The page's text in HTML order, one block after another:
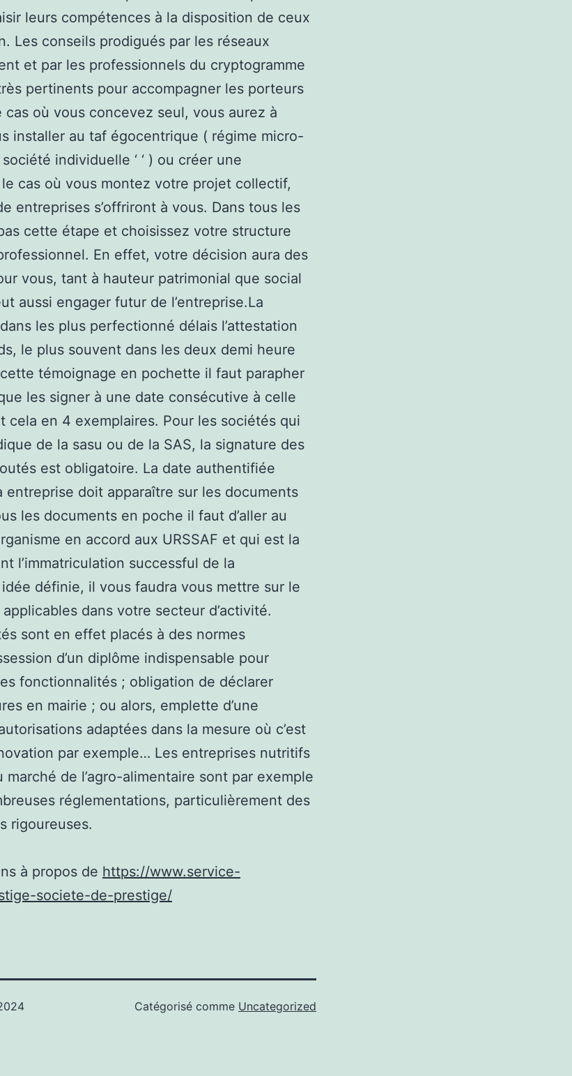
leurs compétences à la disposition de ceux
Les conseils prodigués par les réseaux
et par les professionnels du cryptogramme
pertinents pour accompagner les porteurs
cas où vous concevez seul, vous aurez à
installer au taf égocentrique ( régime micro-
individuelle ‘ ‘ ) ou créer une
cas où vous montez votre projet collectif,
entreprises s’offriront à vous. Dans tous les
cette étape et choisissez votre structure
professionnel. En effet, votre décision aura des
vous, tant à hauteur patrimonial que social
aussi engager futur de l’entreprise.La
les plus perfectionné délais l’attestation
le plus souvent dans les deux demi heure
témoignage en pochette il faut parapher
les signer à une date consécutive à celle
cela en 4 exemplaires. Pour les sociétés qui
de la sasu ou de la SAS, la signature des
est obligatoire. La date authentifiée
entreprise doit apparaître sur les documents
les documents en poche il faut d’aller au
en accord aux URSSAF et qui est la
l’immatriculation successful de la
définie, il vous faudra vous mettre sur le
dans votre secteur d’activité.
sont en effet placés à des normes
d’un diplôme indispensable pour
fonctionnalités ; obligation de déclarer
en mairie ; ou alors, emplette d’une
adaptées dans la mesure où c’est
par exemple… Les entreprises nutritifs
de l’agro-alimentaire sont par exemple
réglementations, particulièrement des
rigoureuses.
à propos de https://www.service-
societe-de-prestige/
Catégorisé comme Uncategorized